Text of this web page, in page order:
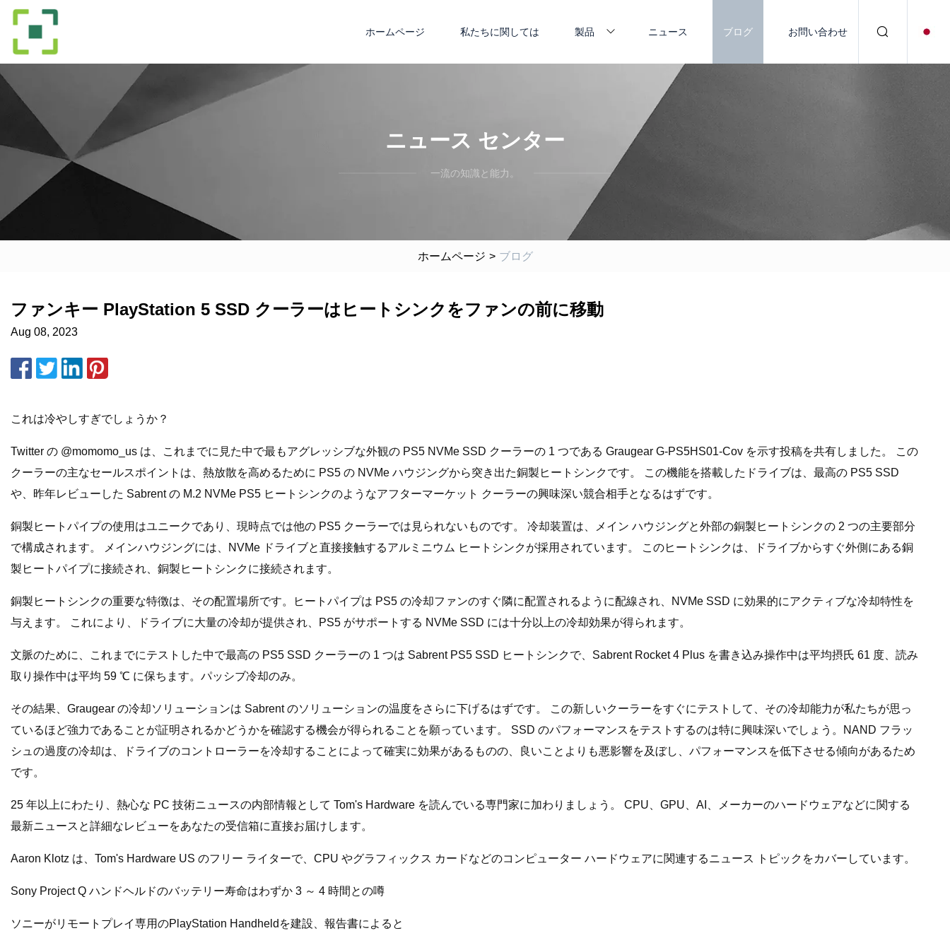
ホームページ 私たちに関しては 製品 ニュース ブログ お問い合わせ
ニュース センター
一流の知識と能力。
ホームページ > ブログ
ファンキー PlayStation 5 SSD クーラーはヒートシンクをファンの前に移動
Aug 08, 2023
これは冷やしすぎでしょうか？
Twitter の @momomo_us は、これまでに見た中で最もアグレッシブな外観の PS5 NVMe SSD クーラーの 1 つである Graugear G-PS5HS01-Cov を示す投稿を共有しました。 この
クーラーの主なセールスポイントは、熱放散を高めるために PS5 の NVMe ハウジングから突き出た銅製ヒートシンクです。 この機能を搭載したドライブは、最高の PS5 SSD
や、昨年レビューした Sabrent の M.2 NVMe PS5 ヒートシンクのようなアフターマーケット クーラーの興味深い競合相手となるはずです。
銅製ヒートパイプの使用はユニークであり、現時点では他の PS5 クーラーでは見られないものです。 冷却装置は、メイン ハウジングと外部の銅製ヒートシンクの 2 つの主要部分
で構成されます。 メインハウジングには、NVMe ドライブと直接接触するアルミニウム ヒートシンクが採用されています。 このヒートシンクは、ドライブからすぐ外側にある銅
製ヒートパイプに接続され、銅製ヒートシンクに接続されます。
銅製ヒートシンクの重要な特徴は、その配置場所です。ヒートパイプは PS5 の冷却ファンのすぐ隣に配置されるように配線され、NVMe SSD に効果的にアクティブな冷却特性を
与えます。 これにより、ドライブに大量の冷却が提供され、PS5 がサポートする NVMe SSD には十分以上の冷却効果が得られます。
文脈のために、これまでにテストした中で最高の PS5 SSD クーラーの 1 つは Sabrent PS5 SSD ヒートシンクで、Sabrent Rocket 4 Plus を書き込み操作中は平均摂氏 61 度、読み
取り操作中は平均 59 ℃ に保ちます。パッシブ冷却のみ。
その結果、Graugear の冷却ソリューションは Sabrent のソリューションの温度をさらに下げるはずです。 この新しいクーラーをすぐにテストして、その冷却能力が私たちが思っ
ているほど強力であることが証明されるかどうかを確認する機会が得られることを願っています。 SSD のパフォーマンスをテストするのは特に興味深いでしょう。NAND フラッ
シュの過度の冷却は、ドライブのコントローラーを冷却することによって確実に効果があるものの、良いことよりも悪影響を及ぼし、パフォーマンスを低下させる傾向があるため
です。
25 年以上にわたり、熱心な PC 技術ニュースの内部情報として Tom's Hardware を読んでいる専門家に加わりましょう。 CPU、GPU、AI、メーカーのハードウェアなどに関する
最新ニュースと詳細なレビューをあなたの受信箱に直接お届けします。
Aaron Klotz は、Tom's Hardware US のフリー ライターで、CPU やグラフィックス カードなどのコンピューター ハードウェアに関連するニュース トピックをカバーしています。
Sony Project Q ハンドヘルドのバッテリー寿命はわずか 3 ～ 4 時間との噂
ソニーがリモートプレイ専用のPlayStation Handheldを建設、報告書によると